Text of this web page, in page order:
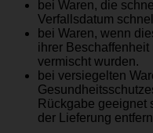
bei Waren, die
Verfallsdatum
bei Waren, wenn
ihrer
vermischt wurden.
bei versiegelten
Rückgabe geeignet
der Lieferung